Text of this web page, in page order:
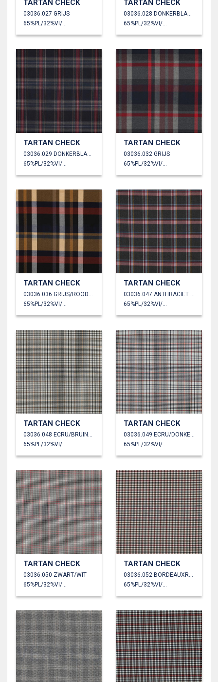
TARTAN CHECK
03036.027 GRIJS
65%PL/32%VI/3%EA
TARTAN CHECK
03036.028 DONKERBLAUW/ROOD/CAMEL/GROEN
65%PL/32%VI/3%EA
TARTAN CHECK
03036.029 DONKERBLAUW/ROOD/CAMEL
65%PL/32%VI/3%EA
TARTAN CHECK
03036.032 GRIJS
65%PL/32%VI/3%EA
TARTAN CHECK
03036.036 GRIJS/ROOD/GEEL
65%PL/32%VI/3%EA
TARTAN CHECK
03036.047 ANTHRACIET GEMÊLEERD
65%PL/32%VI/3%EA
TARTAN CHECK
03036.048 ECRU/BRUIN/ZWART
65%PL/32%VI/3%EA
TARTAN CHECK
03036.049 ECRU/DONKERBLAUW/ORANJE
65%PL/32%VI/3%EA
TARTAN CHECK
03036.050 ZWART/WIT
65%PL/32%VI/3%EA
TARTAN CHECK
03036.052 BORDEAUXROOD
65%PL/32%VI/3%EA